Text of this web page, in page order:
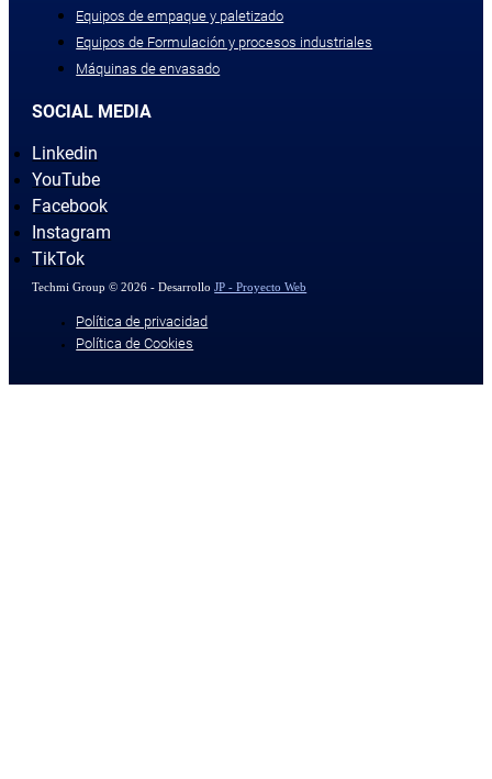
Equipos de empaque y paletizado
Equipos de Formulación y procesos industriales
Máquinas de envasado
SOCIAL MEDIA
Linkedin
YouTube
Facebook
Instagram
TikTok
Techmi Group © 2026 - DesarrolloJP - Proyecto Web
Política de privacidad
Política de Cookies